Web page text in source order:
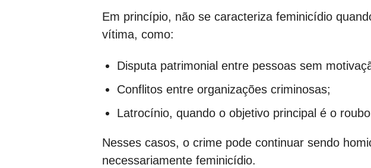
Em princípio, não se caracteriza feminicídio
vítima, como:
Disputa patrimonial entre pessoas sem
Conflitos entre organizações criminosas;
Latrocínio, quando o objetivo principal é o
Nesses casos, o crime pode continuar sendo
necessariamente feminicídio.